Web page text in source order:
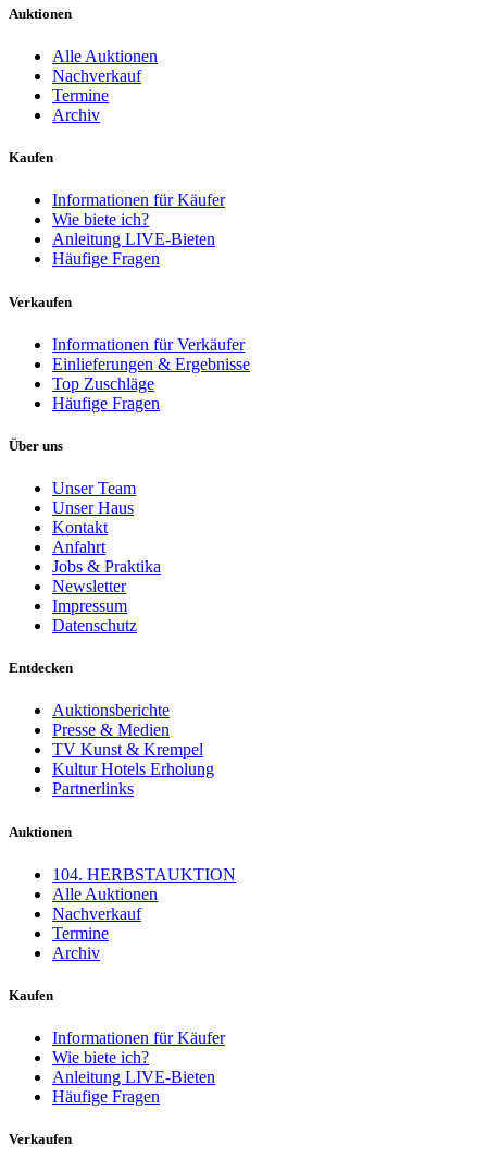
Auktionen
Alle Auktionen
Nachverkauf
Termine
Archiv
Kaufen
Informationen für Käufer
Wie biete ich?
Anleitung LIVE-Bieten
Häufige Fragen
Verkaufen
Informationen für Verkäufer
Einlieferungen & Ergebnisse
Top Zuschläge
Häufige Fragen
Über uns
Unser Team
Unser Haus
Kontakt
Anfahrt
Jobs & Praktika
Newsletter
Impressum
Datenschutz
Entdecken
Auktionsberichte
Presse & Medien
TV Kunst & Krempel
Kultur Hotels Erholung
Partnerlinks
Auktionen
104. HERBSTAUKTION
Alle Auktionen
Nachverkauf
Termine
Archiv
Kaufen
Informationen für Käufer
Wie biete ich?
Anleitung LIVE-Bieten
Häufige Fragen
Verkaufen